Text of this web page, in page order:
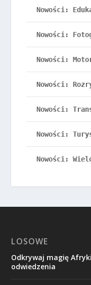
Nowości:
Nowości:
Nowości:
Nowości:
Nowości:
Nowości:
Nowości:
LOSOWE
Odkrywaj magię
odwiedzenia